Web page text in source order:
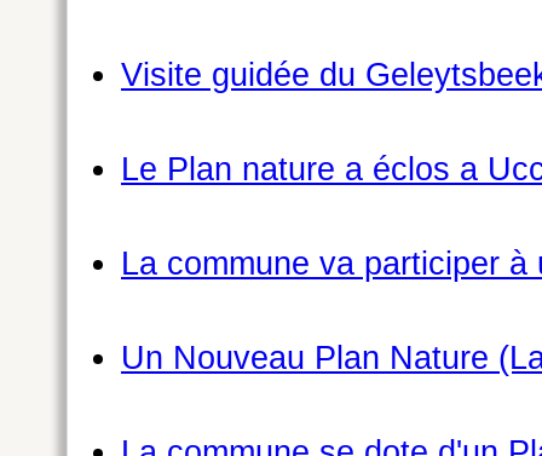
Visite guidée du
Le Plan nature a éclos a
La commune va participer
Un Nouveau Plan Nature